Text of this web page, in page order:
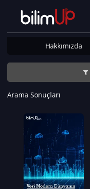
Hakkımızda
Arama Sonuçları